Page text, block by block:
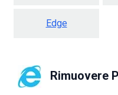
Edge
Rimuovere